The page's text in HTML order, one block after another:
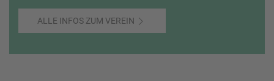
ALLE INFOS ZUM VEREIN